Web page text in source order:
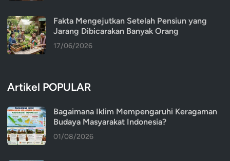
Fakta Mengejutkan Setelah Pensiun yang
Jarang Dibicarakan Banyak Orang
17/06/2026
Artikel POPULAR
Bagaimana Iklim Mempengaruhi Keragaman
Budaya Masyarakat Indonesia?
01/08/2026